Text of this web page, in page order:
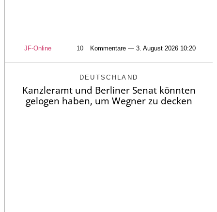
JF-Online 10 Kommentare — 3. August 2026 10:20
DEUTSCHLAND
Kanzleramt und Berliner Senat könnten
gelogen haben, um Wegner zu decken